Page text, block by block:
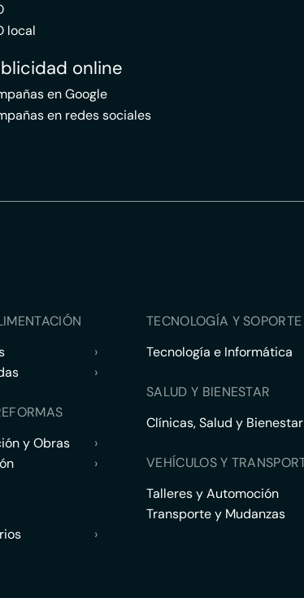
local
online
en Google
en redes sociales
›
›
y Obras
›
›
›
TECNOLOGÍA Y
Tecnología e Informática
SALUD Y BIENESTAR
Clínicas, Salud y Bienestar
VEHÍCULOS Y
Talleres y Automoción
Transporte y Mudanzas